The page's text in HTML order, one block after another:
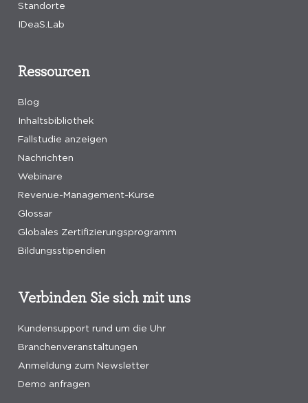
Standorte
IDeaS.Lab
Ressourcen
Blog
Inhaltsbibliothek
Fallstudie anzeigen
Nachrichten
Webinare
Revenue-Management-Kurse
Glossar
Globales Zertifizierungsprogramm
Bildungsstipendien
Verbinden Sie sich mit uns
Kundensupport rund um die Uhr
Branchenveranstaltungen
Anmeldung zum Newsletter
Demo anfragen